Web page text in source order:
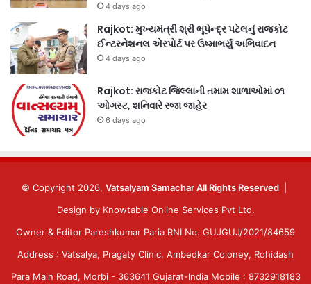
4 days ago
Rajkot: મુખ્યમંત્રી શ્રી ભૂપેન્દ્ર પટેલનું રાજકોટ
ઈન્ટરનેશનલ એરપોર્ટ પર ઉષ્માભર્યું અભિવાદન
4 days ago
Rajkot: રાજકોટ જિલ્લાની તમામ શાળાઓમાં ૦૧
ઓગસ્ટ, શનિવારે રજા જાહેર
6 days ago
© Copyright 2026, Vatsalyam Samachar All Rights Reserved
Design by Knowtable Online Services Pvt Ltd.
Owner & Editor Pareshkumar Paria RNI No. GUJGUJ/2021/84659
Address : Vatsalya, Pragaty Clinic, Ambedkar Coloney, Rohidash
Para Main Road, Morbi - 363641 Gujarat-India Mobile : 8732918183